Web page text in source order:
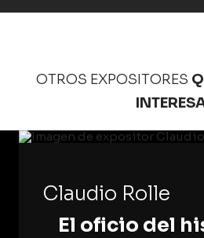
OTROS EXPOSITORES
Claudio Rolle
El oficio del